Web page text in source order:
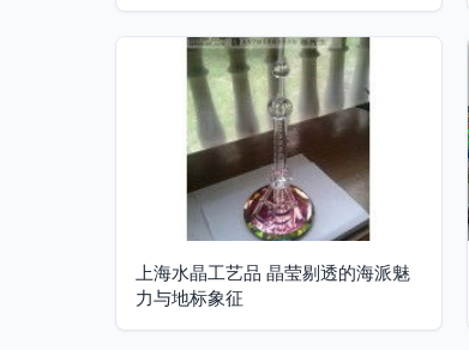
上海水晶工艺品 晶莹剔透的海派魅
力与地标象征